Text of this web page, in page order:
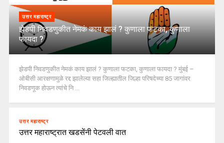
उत्तर महाराष्ट्र
झेडपी निवडणुकीत नेमकं काय झालं ? कुणाला फटका, कुणाला
फायदा ?
झेडपी निवडणुकीत नेमकं काय झालं ? कुणाला फटका, कुणाला फायदा ? मुंबई –
ओबीसी आरक्षणामुळे रद्द झालेल्या सहा जिल्ह्यातील जिल्हा परिषदेच्या 85 जागांवर
निवडणूक होऊन त्यांचे नि ...
उत्तर महाराष्ट्र
उत्तर महाराष्ट्रात खडसेंनी पेटवली वात